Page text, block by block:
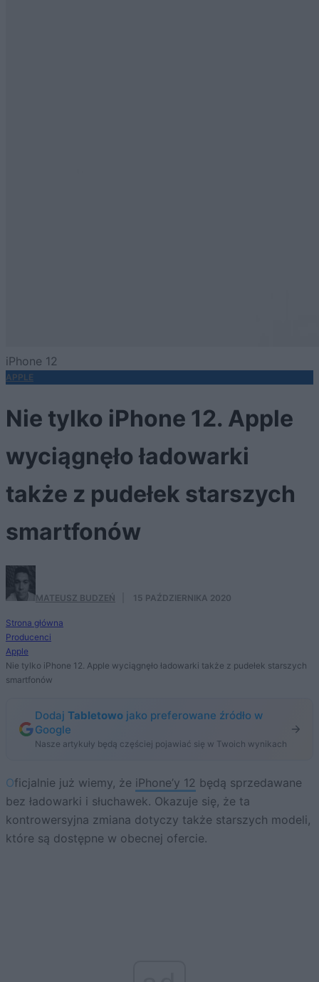
iPhone 12
APPLE
Nie tylko iPhone 12. Apple
wyciągnęło ładowarki
także z pudełek starszych
smartfonów
MATEUSZ BUDZEŃ 15 PAŹDZIERNIKA 2020
Strona główna
Producenci
Apple
Nie tylko iPhone 12. Apple wyciągnęło ładowarki także z pudełek starszych
smartfonów
Dodaj Tabletowo jako preferowane źródło w
Google
Nasze artykuły będą częściej pojawiać się w Twoich wynikach
Oficjalnie już wiemy, że iPhone’y 12 będą sprzedawane
bez ładowarki i słuchawek. Okazuje się, że ta
kontrowersyjna zmiana dotyczy także starszych modeli,
które są dostępne w obecnej ofercie.